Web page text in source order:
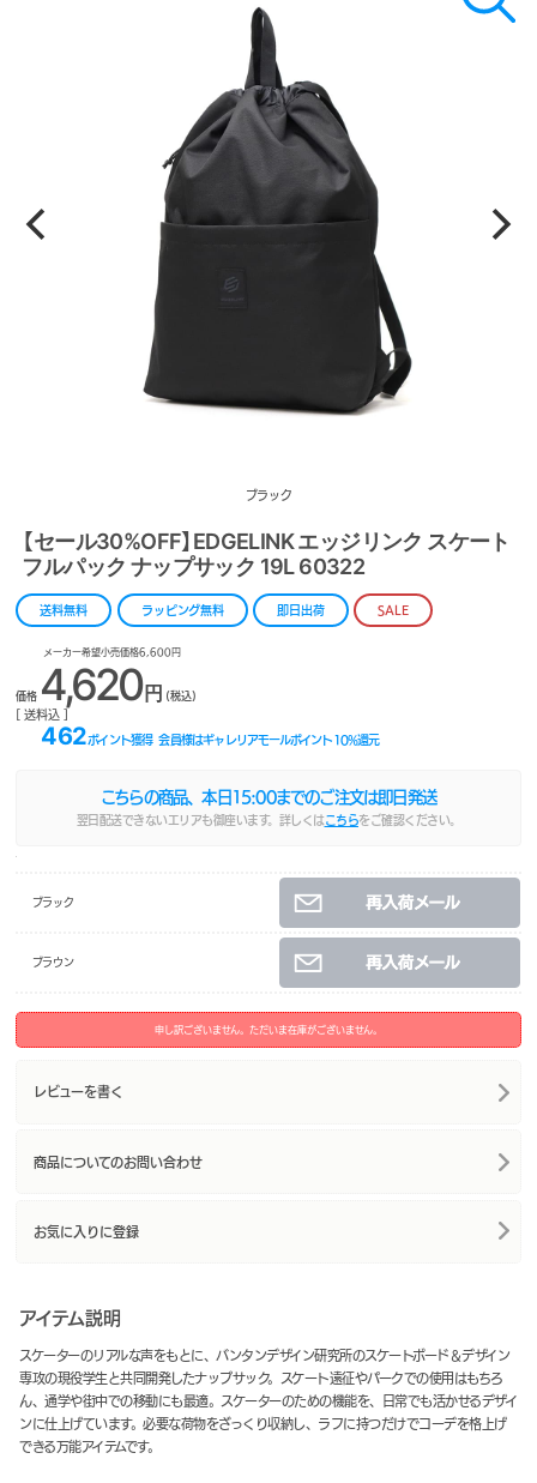
ブラック
【セール30%OFF】EDGELINK エッジリンク スケート
フルパック ナップサック 19L 60322
送料無料 ラッピング無料 即日出荷 SALE
メーカー希望小売価格6,600円
価格 4,620円 (税込)
[ 送料込 ]
462ポイント獲得 会員様はギャレリアモールポイント 10%還元
こちらの商品、本日 15:00までのご注文は即日発送
翌日配送できないエリアも御座います。詳しくは こちらをご確認ください。
ブラック
ブラウン
申し訳ございません。ただいま在庫がございません。
レビューを書く
商品についてのお問い合わせ
お気に入りに登録
アイテム説明
スケーターのリアルな声をもとに、バンタンデザイン研究所のスケートボード＆デザイン
専攻の現役学生と共同開発したナップサック。スケート遠征やパークでの使用はもちろ
ん、通学や街中での移動にも最適。スケーターのための機能を、日常でも活かせるデザイ
ンに仕上げています。必要な荷物をざっくり収納し、ラフに持つだけでコーデを格上げ
できる万能アイテムです。